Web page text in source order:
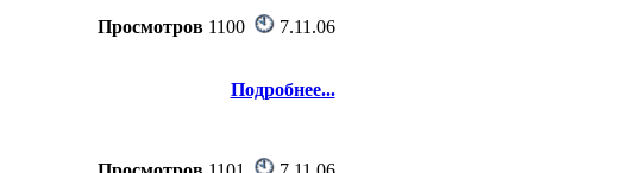
Просмотров1100
7.11.06
Подробнее...